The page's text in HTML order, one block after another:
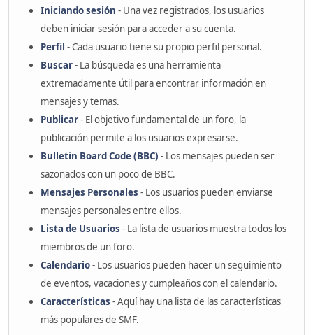
Iniciando sesión - Una vez registrados, los usuarios
deben iniciar sesión para acceder a su cuenta.
Perfil - Cada usuario tiene su propio perfil personal.
Buscar- La búsqueda es una herramienta
extremadamente útil para encontrar información en
mensajes y temas.
Publicar- El objetivo fundamental de un foro, la
publicación permite a los usuarios expresarse.
Bulletin Board Code (BBC) - Los mensajes pueden ser
sazonados con un poco de BBC.
Mensajes Personales - Los usuarios pueden enviarse
mensajes personales entre ellos.
Lista de Usuarios - La lista de usuarios muestra todos los
miembros de un foro.
Calendario- Los usuarios pueden hacer un seguimiento
de eventos, vacaciones y cumpleaños con el calendario.
Características - Aquí hay una lista de las características
más populares de SMF.